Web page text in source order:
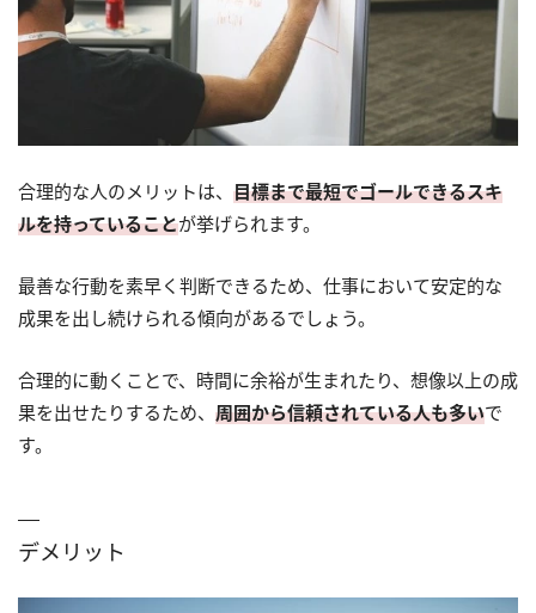
合理的な人のメリットは、 目標まで最短でゴールできるスキ
ルを持っていることが挙げられます。
最善な行動を素早く判断できるため、仕事において安定的な
成果を出し続けられる傾向があるでしょう。
合理的に動くことで、時間に余裕が生まれたり、想像以上の成
果を出せたりするため、 周囲から信頼されている人も多いで
す。
デメリット